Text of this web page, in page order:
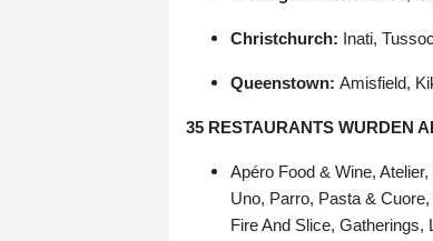
Christchurch: Inati,
Queenstown: Amisfield,
35 RESTAURANTS WURDEN
Apéro Food & Wine,
Uno, Parro, Pasta &
Fire And Slice, Gatherings,